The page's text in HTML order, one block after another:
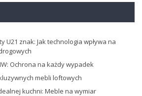
U21 znak: Jak technologia wpływa na
Ochrona na każdy wypadek
mebli loftowych
kuchni: Meble na wymiar